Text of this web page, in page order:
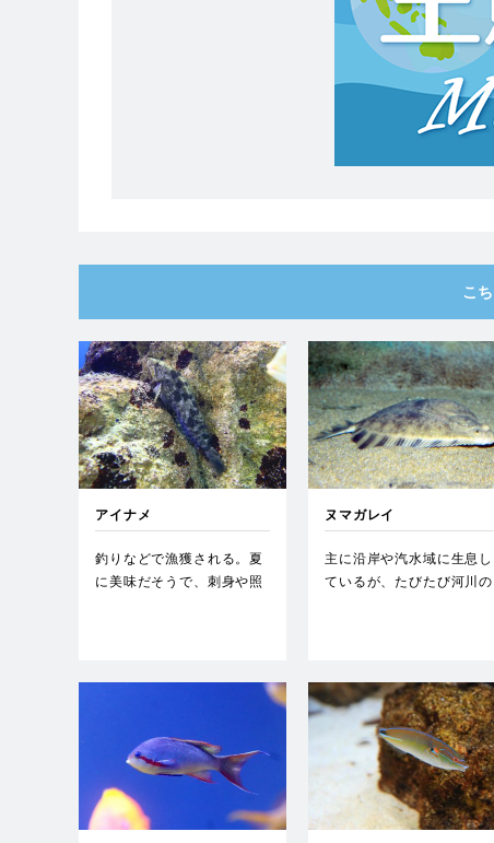
こ
アイナメ
釣りなどで漁獲される。夏
に美味だそうで、刺身や照
ヌマガレイ
主に沿岸や汽水域に生息し
ているが、たびたび河川の